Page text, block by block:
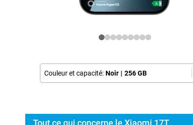
Couleur et capacité: Noir | 256 GB
Tout ce qui concerne le Xiaomi 17T